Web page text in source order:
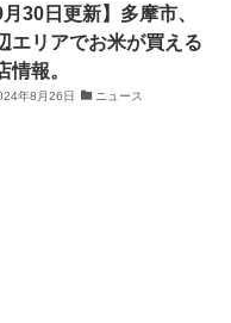
月30日更新】多摩市、
エリアでお米が買える
情報。
年8月26日 ニュース